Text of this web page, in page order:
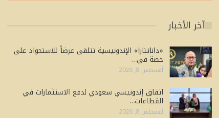
آخر الأخبار
«دانانتارا» الإندونيسية تتلقى عرضاً للاستحواذ على
حصة في…
أغسطس 8, 2026
اتفاق إندونيسي سعودي لدفع الاستثمارات في
القطاعات…
أغسطس 8, 2026